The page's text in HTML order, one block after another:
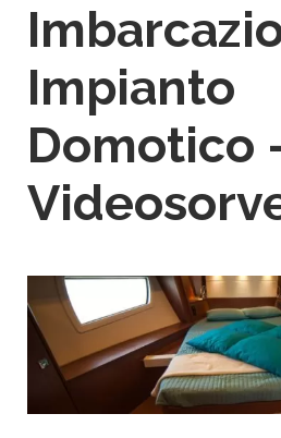
Impianto
Domotico